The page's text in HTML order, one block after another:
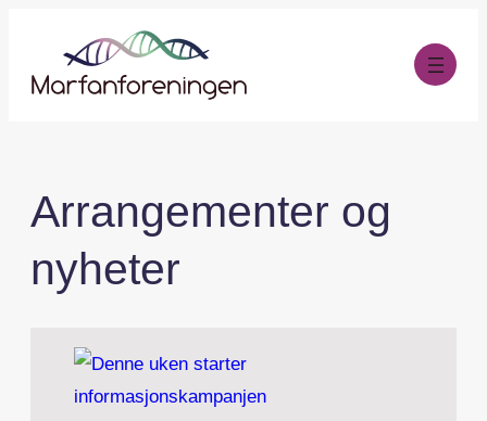
innhold
Arrangementer og
nyheter